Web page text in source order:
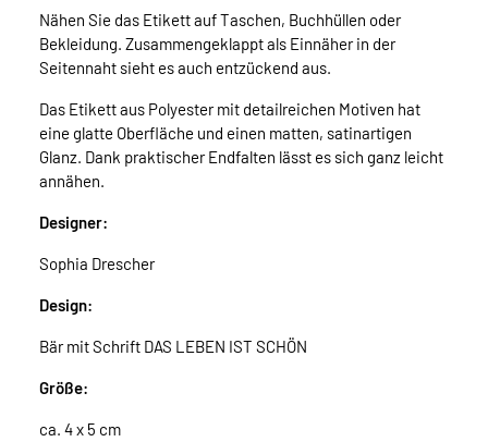
Nähen Sie das Etikett auf Taschen, Buchhüllen oder
Bekleidung. Zusammengeklappt als Einnäher in der
Seitennaht sieht es auch entzückend aus.
Das Etikett aus Polyester mit detailreichen Motiven hat
eine glatte Oberfläche und einen matten, satinartigen
Glanz. Dank praktischer Endfalten lässt es sich ganz leicht
annähen.
Designer:
Sophia Drescher
Design:
Bär mit Schrift DAS LEBEN IST SCHÖN
Größe:
ca. 4 x 5 cm